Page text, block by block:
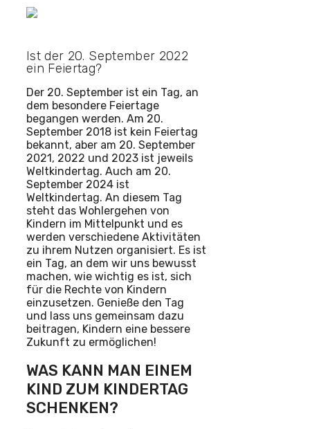
Ist der 20. September 2022
ein Feiertag?
Der 20. September ist ein Tag, an
dem besondere Feiertage
begangen werden. Am 20.
September 2018 ist kein Feiertag
bekannt, aber am 20. September
2021, 2022 und 2023 ist jeweils
Weltkindertag. Auch am 20.
September 2024 ist
Weltkindertag. An diesem Tag
steht das Wohlergehen von
Kindern im Mittelpunkt und es
werden verschiedene Aktivitäten
zu ihrem Nutzen organisiert. Es ist
ein Tag, an dem wir uns bewusst
machen, wie wichtig es ist, sich
für die Rechte von Kindern
einzusetzen. Genieße den Tag
und lass uns gemeinsam dazu
beitragen, Kindern eine bessere
Zukunft zu ermöglichen!
WAS KANN MAN EINEM
KIND ZUM KINDERTAG
SCHENKEN?